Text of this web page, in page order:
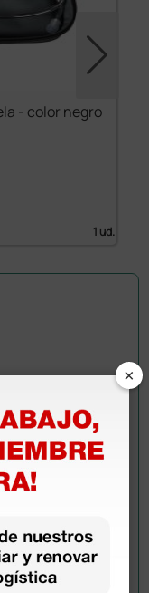
- color negro
1 ud.
más
×